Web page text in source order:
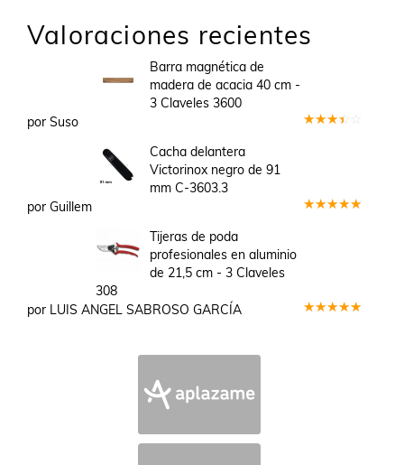
Valoraciones recientes
Barra magnética de
madera de acacia 40 cm -
3 Claveles 3600
por Suso
Cacha delantera
Victorinox negro de 91
mm C-3603.3
por Guillem
Tijeras de poda
profesionales en aluminio
de 21,5 cm - 3 Claveles
308
por LUIS ANGEL SABROSO GARCÍA